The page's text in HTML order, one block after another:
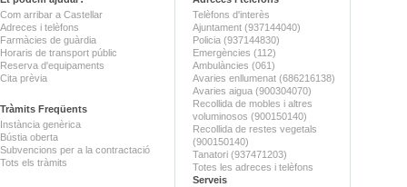
Com arribar a Castellar
Adreces i telèfons
Farmàcies de guàrdia
Horaris de transport públic
Reserva d'equipaments
Cita prèvia
Tràmits Freqüents
Instància genèrica
Bústia oberta
Subvencions per a la contractació
Tots els tràmits
Telèfons d'interès
Ajuntament (937144040)
Policia (937144830)
Emergències (112)
Ambulàncies (061)
Avaries enllumenat (686216138)
Avaries aigua (900304070)
Recollida de mobles i altres
voluminosos (900150140)
Recollida de restes vegetals
(900150140)
Tanatori (937471203)
Totes les adreces i telèfons
Serveis